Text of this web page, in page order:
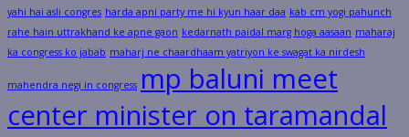
yahi hai asli congres harda apni party me hi kyun haar daa kab cm yogi pahunch
rahe hain uttrakhand ke apne gaon kedarnath paidal marg hoga aasaan maharaj
ka congress ko jabab maharj ne chaardhaam yatriyon ke swagat ka nirdesh
mahendra negi in congress mp baluni meet
center minister on taramandal